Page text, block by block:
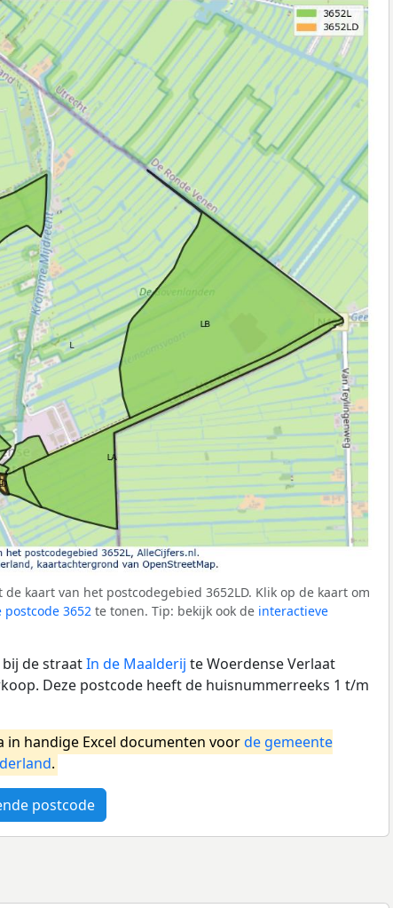
kaart van het postcodegebied 3652LD. Klik op de kaart om
3652 te tonen. Tip: bekijk ook de interactieve
de straatIn de Maalderij te Woerdense Verlaat
Deze postcode heeft de huisnummerreeks 1 t/m
handige Excel documenten voorde gemeente
.
postcode